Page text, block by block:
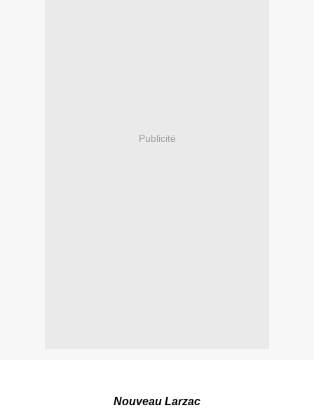
Publicité
Nouveau Larzac